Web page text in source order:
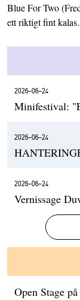
Blue For Two
ett riktigt fint
2026-06-24
Minifestival:
2026-06-24
2026-06-24
Vernissage
Open Stage